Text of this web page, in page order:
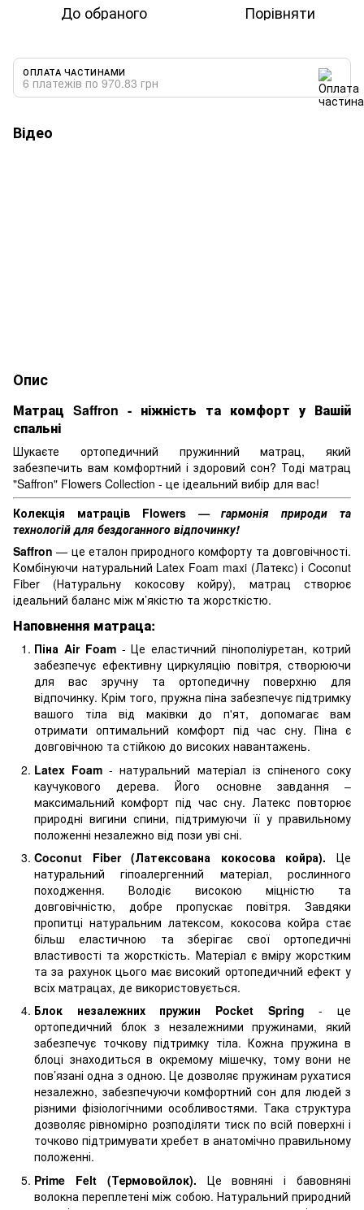
До обраного Порівняти
ОПЛАТА ЧАСТИНАМИ
6 платежів по 970.83 грн
Відео
Опис
Матрац Saffron - ніжність та комфорт у Вашій
спальні
Шукаєте ортопедичний пружинний матрац, який
забезпечить вам комфортний і здоровий сон? Тоді матрац
"Saffron" Flowers Collection - це ідеальний вибір для вас!
Колекція матраців Flowers — гармонія природи та
технологій для бездоганного відпочинку!
Saffron — це еталон природного комфорту та довговічності.
Комбінуючи натуральний Latex Foam maxi (Латекс) і Coconut
Fiber (Натуральну кокосову койру), матрац створює
ідеальний баланс між м’якістю та жорсткістю.
Наповнення матраца:
Піна Air Foam- Це еластичний пінополіуретан, котрий
забезпечує ефективну циркуляцію повітря, створюючи
для вас зручну та ортопедичну поверхню для
відпочинку. Крім того, пружна піна забезпечує підтримку
вашого тіла від маківки до п'ят, допомагає вам
отримати оптимальний комфорт під час сну. Піна є
довговічною та стійкою до високих навантажень.
Latex Foam - натуральний матеріал із спіненого соку
каучукового дерева. Його основне завдання –
максимальний комфорт під час сну. Латекс повторює
природні вигини спини, підтримуючи її у правильному
положенні незалежно від пози уві сні.
Coconut Fiber
(Латексована кокосова койра). Це
натуральний гіпоалергенний матеріал, рослинного
походження. Володіє високою міцністю та
довговічністю, добре пропускає повітря. Завдяки
пропитці натуральним латексом, кокосова койра стає
більш еластичною та зберігає свої ортопедичні
властивості та жорсткість. Матеріал є вміру жорстким
та за рахунок цього має високий ортопедичний ефект у
всіх матрацах, де використовується.
Блок незалежних пружин Pocket Spring - це
ортопедичний блок з незалежними пружинами, який
забезпечує точкову підтримку тіла. Кожна пружина в
блоці знаходиться в окремому мішечку, тому вони не
пов’язані одна з одною. Це дозволяє пружинам рухатися
незалежно, забезпечуючи комфортний сон для людей з
різними фізіологічними особливостями. Така структура
дозволяє рівномірно розподіляти тиск по всій поверхні і
точково підтримувати хребет в анатомічно правильному
положенні.
Prime Felt (Термовойлок). Це вовняні і бавовняні
волокна переплетені між собою. Натуральний природний